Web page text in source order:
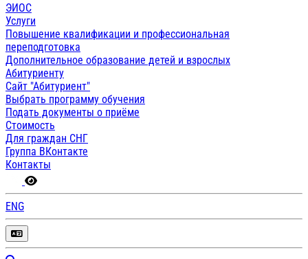
ЭИОС
Услуги
Повышение квалификации и профессиональная
переподготовка
Дополнительное образование детей и взрослых
Абитуриенту
Сайт "Абитуриент"
Выбрать программу обучения
Подать документы о приёме
Стоимость
Для граждан СНГ
Группа ВКонтакте
Контакты
ENG